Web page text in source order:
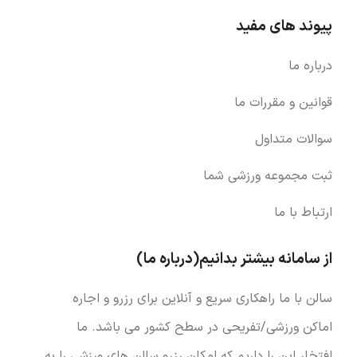
پیوند های مفید
درباره ما
قوانین و مقررات ما
سوالات متداول
ثبت مجموعه ورزشی شما
ارتباط با ما
از سامانه بیشتر بدانیم(درباره ما)
سالن با ما راهکاری سریع و آنلاین برای رزرو و اجاره
اماکن ورزشی/تفریحی در سطح کشور می باشد. ما